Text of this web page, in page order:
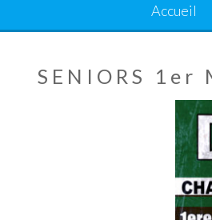
Accueil
SENIORS